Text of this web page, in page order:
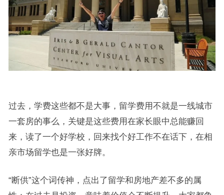
过去，学费这些都不是大事，留学费用不就是一线城市
一套房的事么，关键是这些费用在家长眼中总能赚回
来，读了一个好学校，回来找个好工作不在话下，在相
亲市场留学也是一张好牌。
“断供”这个词传神，点出了留学和房地产差不多的属